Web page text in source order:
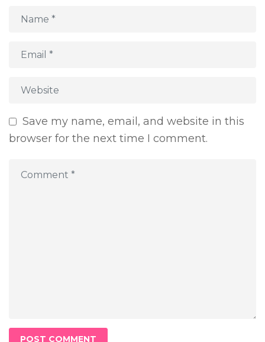
Save my name, email, and website in this
browser for the next time I comment.